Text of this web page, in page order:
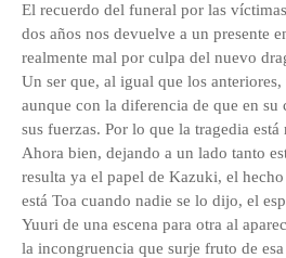
El recuerdo del funeral por las
dos años nos devuelve a un presente
realmente mal por culpa del nuevo
Un ser que, al igual que los
aunque con la diferencia de que en su
sus fuerzas. Por lo que la tragedia
Ahora bien, dejando a un lado tanto
resulta ya el papel de Kazuki, el
está Toa cuando nadie se lo dijo, el
Yuuri de una escena para otra al
la incongruencia que surje fruto de